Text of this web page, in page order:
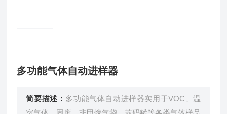
多功能气体自动进样器
简要描述： 多功能气体自动进样器实用于VOC、温